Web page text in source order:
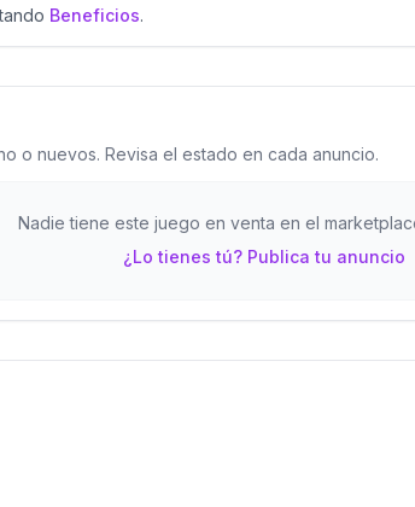
Beneficios.
o nuevos. Revisa el estado en cada anuncio.
Nadie tiene este juego en venta en el
¿Lo tienes tú? Publica tu anuncio